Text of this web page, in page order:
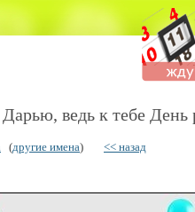
ведь к тебе День
(другие имена) << назад